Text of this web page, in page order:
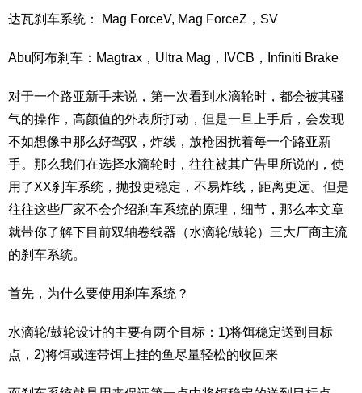
达瓦刹车系统： Mag ForceV, Mag ForceZ，SV
Abu阿布刹车：Magtrax，Ultra Mag，IVCB，Infiniti Brake
对于一个路亚新手来说，第一次看到水滴轮时，都会被其骚
气的操作，高颜值的外表所打动，但是一旦上手后，会发现
不如想像中那么好驾驭，炸线，放枪困扰着每一个路亚新
手。那么我们在选择水滴轮时，往往被其广告里所说的，使
用了XX刹车系统，抛投更稳定，不易炸线，距离更远。但是
往往这些厂家不会介绍刹车系统的原理，细节，那么本文章
就带你了解下目前双轴卷线器（水滴轮/鼓轮）三大厂商主流
的刹车系统。
首先，为什么要使用刹车系统？
水滴轮/鼓轮设计的主要有两个目标：1)将饵稳定送到目标
点，2)将饵或连带饵上挂的鱼尽量轻松的收回来